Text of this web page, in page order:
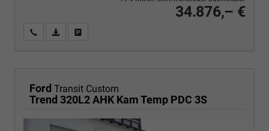
34.876,– €
Wir rufen Sie anPDF-Fahrzeugexposé drucken
Ford Transit Custom
Trend 320L2 AHK Kam Temp PDC 3S